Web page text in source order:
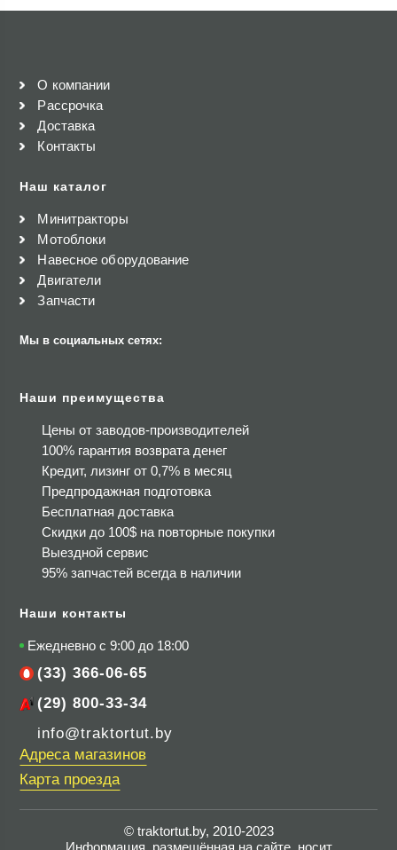
О компании
Рассрочка
Доставка
Контакты
Наш каталог
Минитракторы
Мотоблоки
Навесное оборудование
Двигатели
Запчасти
Мы в социальных сетях:
Наши преимущества
Цены от заводов-производителей
100% гарантия возврата денег
Кредит, лизинг от 0,7% в месяц
Предпродажная подготовка
Бесплатная доставка
Скидки до 100$ на повторные покупки
Выездной сервис
95% запчастей всегда в наличии
Наши контакты
Ежедневно с 9:00 до 18:00
(33) 366-06-65
(29) 800-33-34
info@traktortut.by
Адреса магазинов
Карта проезда
© traktortut.by, 2010-2023
Информация, размещённая на сайте, носит